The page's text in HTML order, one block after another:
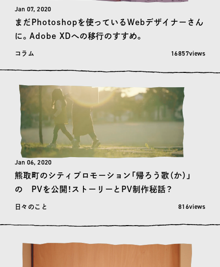
Jan 07, 2020
まだPhotoshopを使っているWebデザイナーさん
に。Adobe XDへの移行のすすめ。
コラム 閲覧数: 16857
16857views
Jan 06, 2020
熊取町のシティプロモーション「帰ろう歌（か）」
の PVを公開！ストーリーとPV制作秘話？
日々のこと 閲覧数: 816
816views